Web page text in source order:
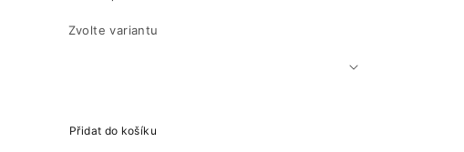
Zvolte variantu
Přidat do košíku